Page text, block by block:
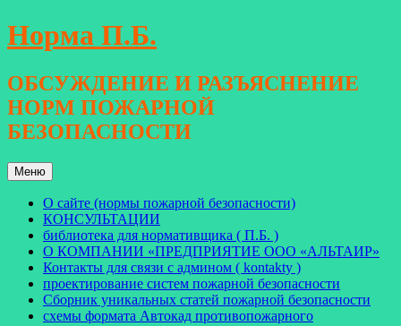
Перейти
к
Норма П.Б.
ОБСУЖДЕНИЕ И РАЗЪЯСНЕНИЕ
НОРМ ПОЖАРНОЙ
БЕЗОПАСНОСТИ
Меню
О сайте (нормы пожарной безопасности)
КОНСУЛЬТАЦИИ
библиотека для нормативщика ( П.Б. )
О КОМПАНИИ «ПРЕДПРИЯТИЕ ООО «АЛЬТАИР»
Контакты для связи с админом ( kontakty )
проектирование систем пожарной безопасности
Сборник уникальных статей пожарной безопасности
схемы формата Автокад противопожарного